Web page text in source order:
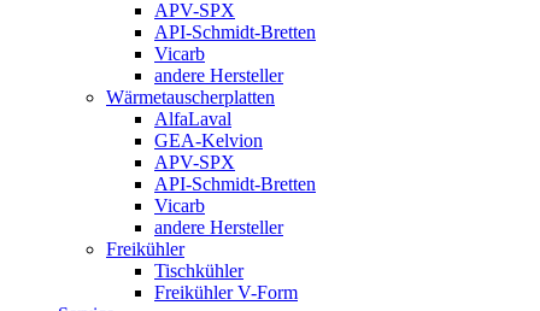
APV-SPX
API-Schmidt-Bretten
Vicarb
andere Hersteller
Wärmetauscherplatten
AlfaLaval
GEA-Kelvion
APV-SPX
API-Schmidt-Bretten
Vicarb
andere Hersteller
Freikühler
Tischkühler
Freikühler V-Form